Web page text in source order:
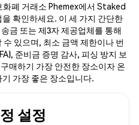
폐 거래소 Phemex에서 Staked
확인하세요. 이 세 가지 간단한
금 또는 제3자 제공업체를 통해
있으며, 최소 금액 제한이나 번
준비금 증명 감사, 피싱 방지 보
매하기 가장 안전한 장소이자 온
가장 좋은 장소입니다.
설정